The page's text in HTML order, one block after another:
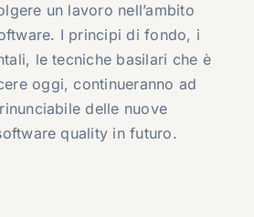
un lavoro nell’ambito
I principi di fondo, i
le tecniche basilari che è
oggi, continueranno ad
delle nuove
quality in futuro.